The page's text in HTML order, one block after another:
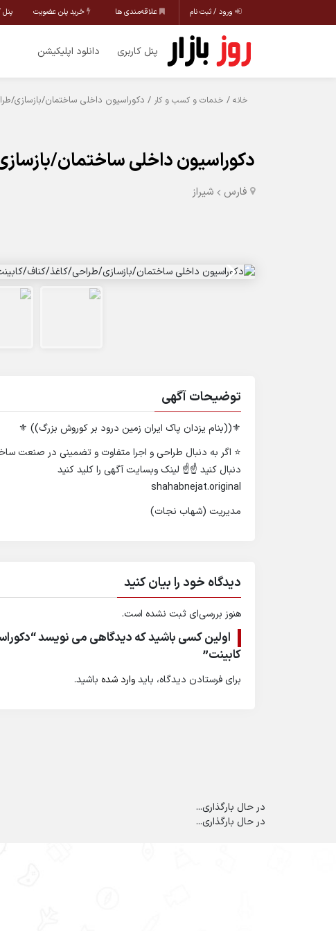
ورود / ثبت نام علاقه‌مندی ها خرید پلن عضویت پنل
پنل کاربری دانلود اپلیکیشن
خانه / خدمات و کسب و کار / دکوراسیون داخلی ساختمان/بازسازی/
دکوراسیون داخلی ساختمان/
فارس شیراز
توضیحات آگهی
⚜️((بنام یزدان پاک ایران زمین درود بر کوروش بزرگ)) ⚜️
دنبال کنید ☝️☝️ لینک وبسایت آگهی را کلید کنید
shahabnejat.original
مدیریت (شهاب نجات)
دیدگاه خود را بیان کنید
هنوز بررسی‌ای ثبت نشده است.
اولین کسی باشید که دیدگاهی می نویسد
کابینت”
برای فرستادن دیدگاه، بایدوارد شده باشید.
در حال بارگذاری...
در حال بارگذاری...